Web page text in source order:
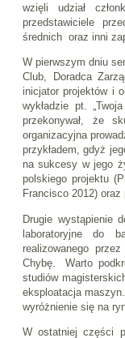
wzięli udział
przedstawiciele
średnich oraz inni
W pierwszym dniu
Club, Doradca
inicjator projektów i
wykładzie pt.
przekonywał, że
organizacyjna
przykładem, gdyż
na sukcesy w jego
polskiego projektu
Francisco 2012)
Drugie wystąpienie
laboratoryjne do
realizowanego
Chybę. Warto
studiów
eksploatacja
wyróżnienie się na
W ostatniej części